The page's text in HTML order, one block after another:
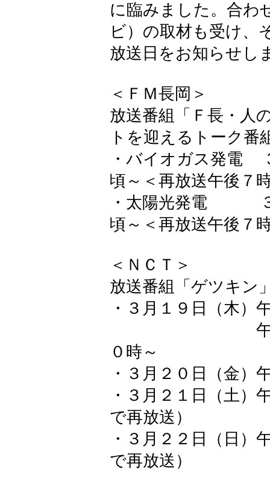
に臨みました。合わ
ビ）の取材も受け、
放送日をお知らせし
＜ＦＭ長岡＞
放送番組「Ｆ長・人
トを迎えるトーク番
・バイオガス発電
頃～＜再放送午後７
・太陽光発電 ３
頃～＜再放送午後７
＜ＮＣＴ＞
放送番組「ゲツキン
・３月１９日（木
午後９時～
０時～
・３月２０日（金）
・３月２１日（土）
で再放送）
・３月２２日（日）
で再放送）